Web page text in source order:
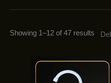
Showing 1–12 of 47 results